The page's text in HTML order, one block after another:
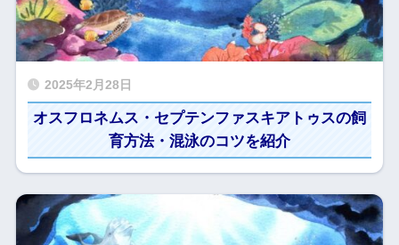
2025年2月28日
オスフロネムス・セプテンファスキアトゥスの飼
育方法・混泳のコツを紹介